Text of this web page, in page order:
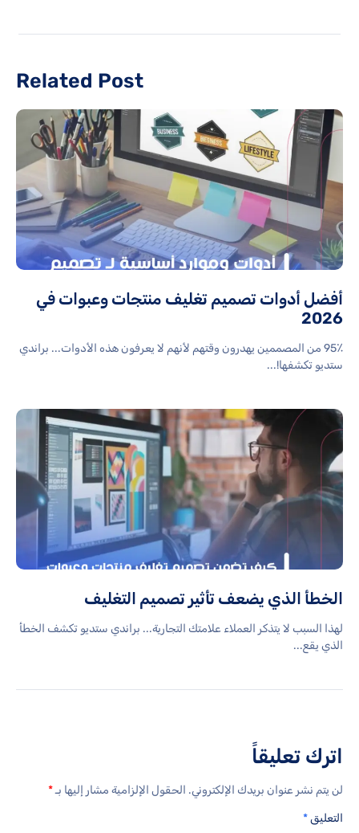
Related Post
أفضل أدوات تصميم تغليف منتجات وعبوات في
2026
95٪ من المصممين يهدرون وقتهم لأنهم لا يعرفون هذه الأدوات... براندي
ستديو تكشفها!...
الخطأ الذي يضعف تأثير تصميم التغليف
لهذا السبب لا يتذكر العملاء علامتك التجارية... براندي ستديو تكشف الخطأ
الذي يقع...
اترك تعليقاً
لن يتم نشر عنوان بريدك الإلكتروني. الحقول الإلزامية مشار إليها بـ*
التعليق*